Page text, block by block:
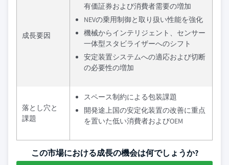
成長要因
有価証券および消費者需要の増加
NEVの乗用制御と取り扱い性能を強化
機械からインテリジェント、センサー
一体型スタビライザーへのシフト
安定装置システムへの適応および切断
の必要性の増加
落とし穴と
課題
スペース制約による包装課題
開発途上国の安定化装置の改善に重点
を置いた低い消費者およびOEM
この市場における成長の機会は何でしょうか?